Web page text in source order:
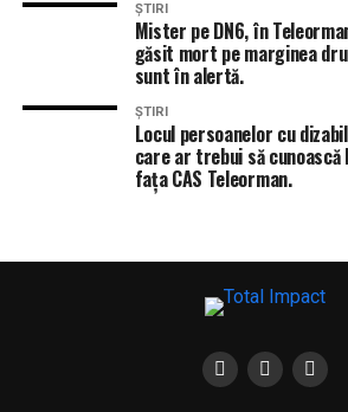
ȘTIRI
Mister pe DN6, în
găsit mort pe marginea
sunt în alertă.
ȘTIRI
Locul persoanelor cu
care ar trebui să
fața CAS Teleorman.